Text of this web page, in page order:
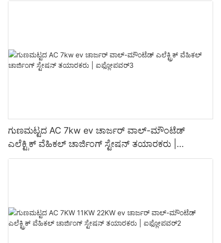
ಗುಣಮಟ್ಟದ AC 7kw ev ಚಾರ್ಜರ್ ವಾಲ್-ಮೌಂಟೆಡ್
ಎಲೆಕ್ಟ್ರಿಕ್ ವೆಹಿಕಲ್ ಚಾರ್ಜಿಂಗ್ ಸ್ಟೇಷನ್ ತಯಾರಕರು |
ಐಫ್ಲೋಪವರ್3